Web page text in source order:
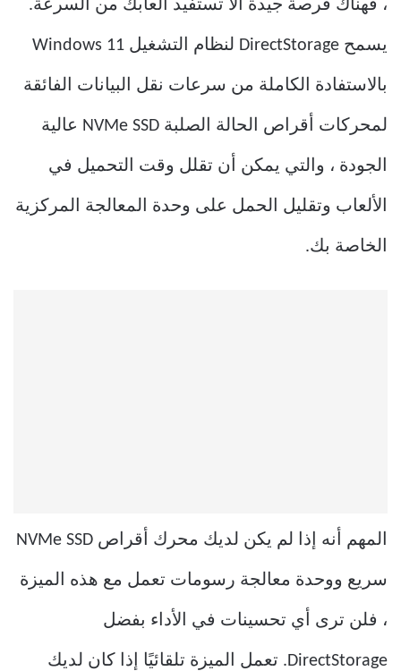
، فهناك فرصة جيدة ألا تستفيد ألعابك من السرعة.
يسمح DirectStorage لنظام التشغيل Windows 11
بالاستفادة الكاملة من سرعات نقل البيانات الفائقة
لمحركات أقراص الحالة الصلبة NVMe SSD عالية
الجودة ، والتي يمكن أن تقلل وقت التحميل في
الألعاب وتقليل الحمل على وحدة المعالجة المركزية
الخاصة بك.
المهم أنه إذا لم يكن لديك محرك أقراص NVMe SSD
سريع ووحدة معالجة رسومات تعمل مع هذه الميزة
، فلن ترى أي تحسينات في الأداء بفضل
DirectStorage. تعمل الميزة تلقائيًا إذا كان لديك